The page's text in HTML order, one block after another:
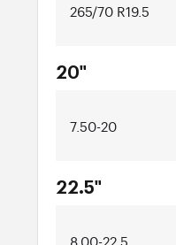
265/70 R19.5
20"
7.50-20
22.5"
8.00-22.5